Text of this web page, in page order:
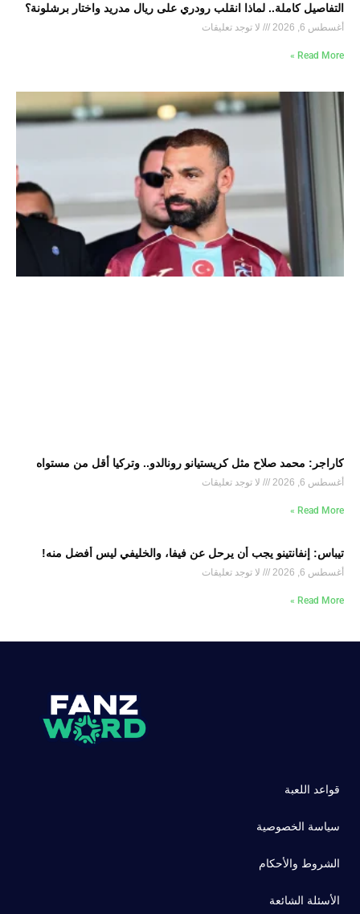
التفاصيل كاملة.. لماذا انقلب رودري على ريال مدريد واختار برشلونة؟
أغسطس 6, 2026 لا توجد تعليقات
Read More »
كاراجر: محمد صلاح مثل كريستيانو رونالدو.. وتركيا أقل من مستواه
أغسطس 6, 2026 لا توجد تعليقات
Read More »
تيباس: إنفانتينو يجب أن يرحل عن فيفا، والخليفي ليس أفضل منه!
أغسطس 6, 2026 لا توجد تعليقات
Read More »
قواعد اللعبة
سياسة الخصوصية
الشروط والأحكام
الأسئلة الشائعة